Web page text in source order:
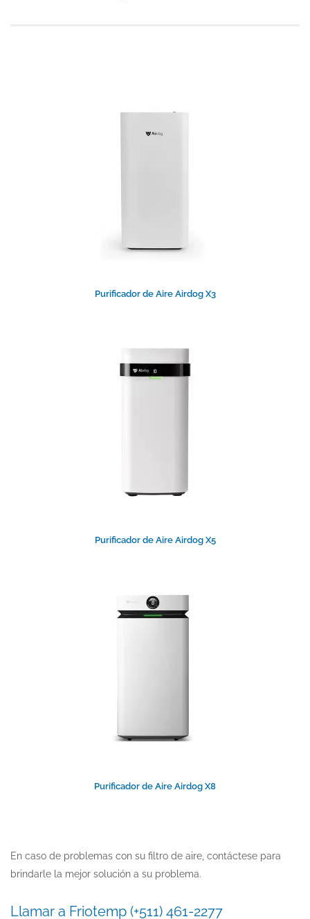
Purificador de Aire Airdog X3
Purificador de Aire Airdog X5
Purificador de Aire Airdog X8
En caso de problemas con su filtro de aire, contáctese para
brindarle la mejor solución a su problema.
Llamar a Friotemp (+511) 461-2277